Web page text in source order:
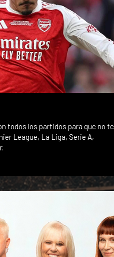
todos los partidos para que no te
League, La Liga, Serie A,